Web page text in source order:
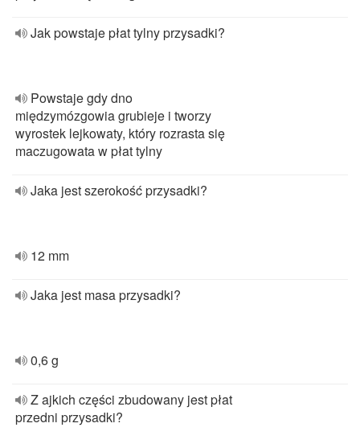
Jak powstaje płat tylny przysadki?
Powstaje gdy dno
międzymózgowia grubieje i tworzy
wyrostek lejkowaty, który rozrasta się
maczugowata w płat tylny
Jaka jest szerokość przysadki?
12 mm
Jaka jest masa przysadki?
0,6 g
Z ajkich części zbudowany jest płat
przedni przysadki?